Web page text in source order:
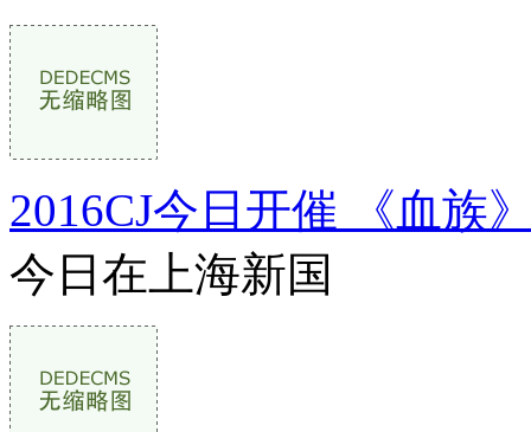
2016CJ今日开催 《血族
今日在上海新国